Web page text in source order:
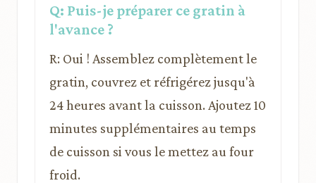
Q: Puis-je préparer ce gratin à
l'avance ?
R: Oui ! Assemblez complètement le
gratin, couvrez et réfrigérez jusqu'à
24 heures avant la cuisson. Ajoutez 10
minutes supplémentaires au temps
de cuisson si vous le mettez au four
froid.